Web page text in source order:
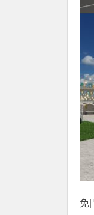
免